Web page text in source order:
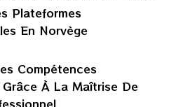
Plateformes
En Norvège
Compétences
À La Maîtrise De